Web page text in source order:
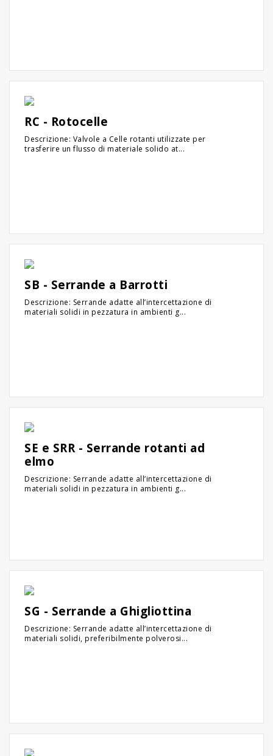
RC - Rotocelle
Descrizione: Valvole a Celle rotanti utilizzate per
trasferire un flusso di materiale solido at...
SB - Serrande a Barrotti
Descrizione: Serrande adatte all’intercettazione di
materiali solidi in pezzatura in ambienti g...
SE e SRR - Serrande rotanti ad
elmo
Descrizione: Serrande adatte all’intercettazione di
materiali solidi in pezzatura in ambienti g...
SG - Serrande a Ghigliottina
Descrizione: Serrande adatte all’intercettazione di
materiali solidi, preferibilmente polverosi...